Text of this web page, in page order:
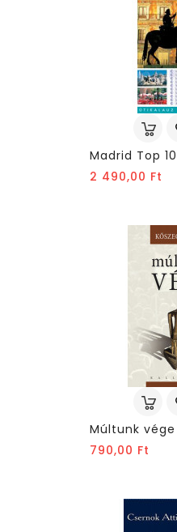
Madrid Top 10
2 490,00 Ft
Múltunk vége
790,00 Ft